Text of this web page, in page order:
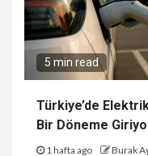
5 min read
Türkiye’de
Bir Döneme
1 hafta ago Burak